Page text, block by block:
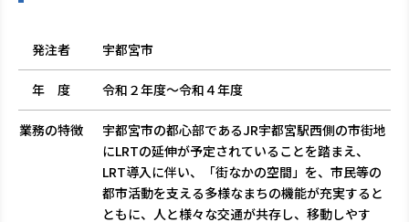
発注者 宇都宮市
年 度 令和２年度～令和４年度
業務の特徴
宇都宮市の都心部であるJR宇都宮駅西側の市街地
にLRTの延伸が予定されていることを踏まえ、
LRT導入に伴い、「街なかの空間」を、市民等の
都市活動を支える多様なまちの機能が充実すると
ともに、人と様々な交通が共存し、移動しやす